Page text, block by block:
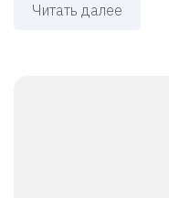
Читать далее